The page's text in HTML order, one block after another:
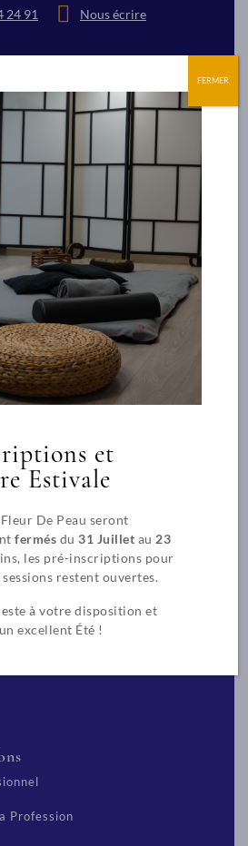
24 91 Nous écrire
bien-être
bien-être
pour les massages en
Parfumerie
Profession
et
Estivale
De Peau seront
fermés du31 Juillet au 23
les pré-inscriptions pour
restent ouvertes.
à votre disposition et
excellent Été !
FERMER